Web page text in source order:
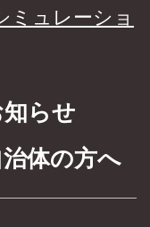
ミュレーショ
知らせ
治体の方へ